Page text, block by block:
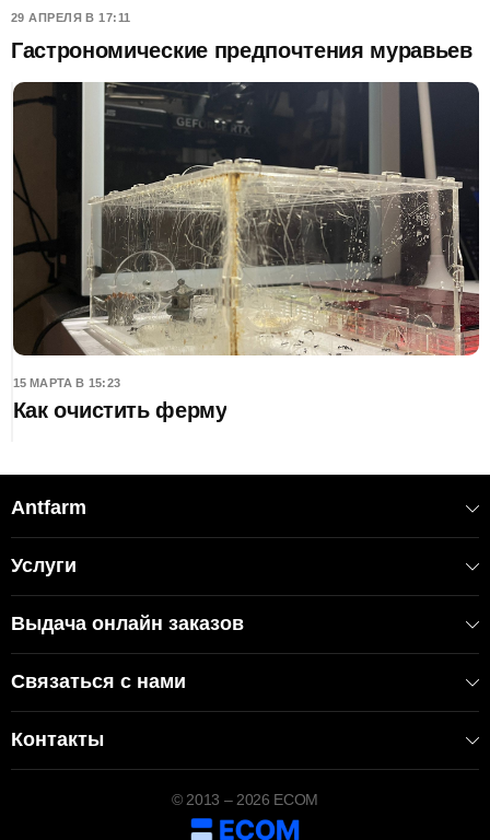
29 АПРЕЛЯ В 17:11
Гастрономические предпочтения муравьев
15 МАРТА В 15:23
Как очистить ферму
Antfarm
Услуги
Выдача онлайн заказов
Связаться с нами
Контакты
© 2013 – 2026 ECOM